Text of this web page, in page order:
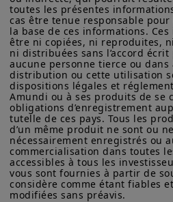
Découvrez
de trésorerie
toutes les présentes
cas être tenue responsable
la base de ces informations.
être ni copiées, ni reproduites,
ni distribuées sans l’accord écrit
aucune personne tierce ou dans
distribution ou cette utilisation
dispositions légales et
Amundi ou à ses produits de se
obligations d’enregistrement
tutelle de ces pays. Tous les
d’un même produit ne sont ou
nécessairement enregistrés ou
commercialisation dans toutes
accessibles à tous les
vous sont fournies à partir de
considère comme étant fiables
modifiées sans préavis.